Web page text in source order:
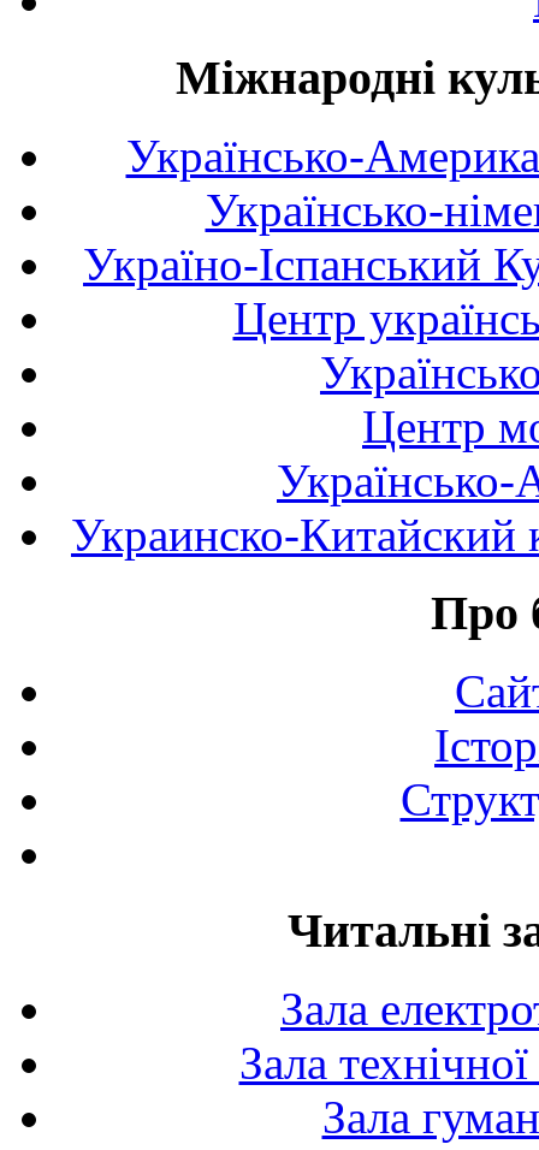
Міжнародні
Українсько-
Українсько-
Україно-Іспанський
Центр
Центр
Українсько-
Украинско-Китайский
Про
Читальні
Зала
Зала
Зала